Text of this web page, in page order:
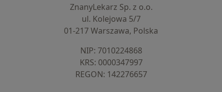
ZnanyLekarz Sp. z o.o.
ul. Kolejowa 5/7
01-217 Warszawa, Polska
NIP: ⁠7010224868
KRS: ⁠0000347997
REGON: ⁠142276657